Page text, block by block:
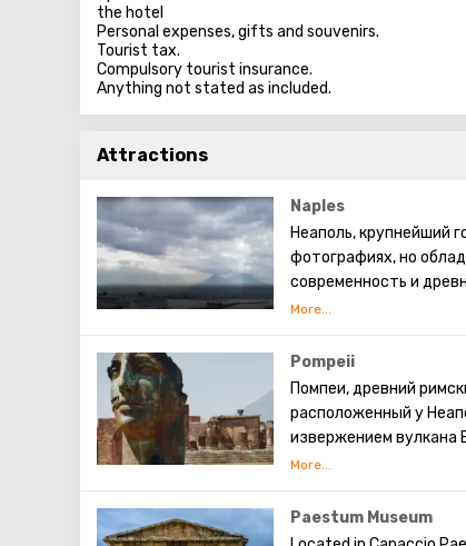
the hotel
Personal expenses, gifts and souvenirs.
Tourist tax.
Compulsory tourist insurance.
Anything not stated as included.
Attractions
Naples
Неаполь, крупнейший
фотографиях, но
современность и
неповторимую
Церкви Сан-Грегорио
истории и
увлекательное
своими
Pompeii
Помпеи, древний
расположенный у
извержением вулкана
руины, откопанные в
Paestum Museum